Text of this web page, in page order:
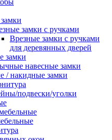
замки с ручками
Врезные замки с ручками
для деревянных дверей
замки
навесные замки
/ накидные замки
подвески/уголки